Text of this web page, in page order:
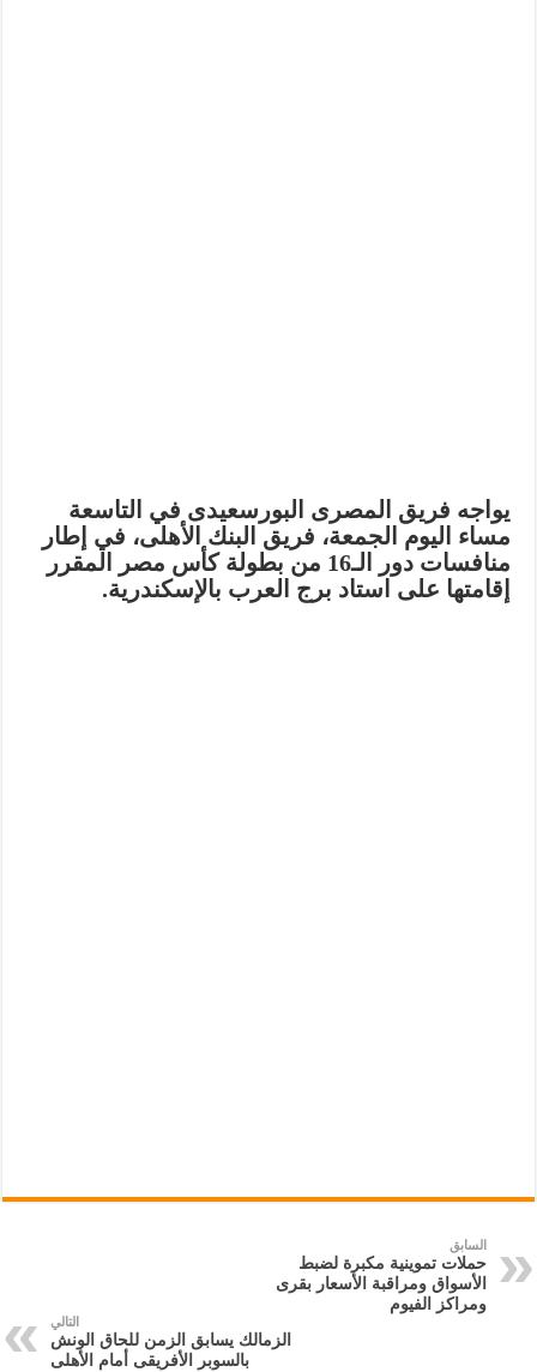
يواجه فريق المصرى البورسعيدى في التاسعة
مساء اليوم الجمعة، فريق البنك الأهلى، في إطار
منافسات دور الـ16 من بطولة كأس مصر المقرر
إقامتها على استاد برج العرب بالإسكندرية.
السابق
حملات تموينية مكبرة لضبط
الأسواق ومراقبة الأسعار بقرى
ومراكز الفيوم
التالي
الزمالك يسابق الزمن للحاق الونش
بالسوبر الأفريقى أمام الأهلى